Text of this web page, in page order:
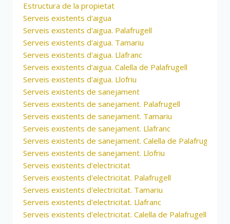
Estructura de la propietat
Serveis existents d'aigua
Serveis existents d'aigua. Palafrugell
Serveis existents d'aigua. Tamariu
Serveis existents d'aigua. Llafranc
Serveis existents d'aigua. Calella de Palafrugell
Serveis existents d'aigua. Llofriu
Serveis existents de sanejament
Serveis existents de sanejament. Palafrugell
Serveis existents de sanejament. Tamariu
Serveis existents de sanejament. Llafranc
Serveis existents de sanejament. Calella de Palafrugell
Serveis existents de sanejament. Llofriu
Serveis existents d'electricitat
Serveis existents d'electricitat. Palafrugell
Serveis existents d'electricitat. Tamariu
Serveis existents d'electricitat. Llafranc
Serveis existents d'electricitat. Calella de Palafrugell